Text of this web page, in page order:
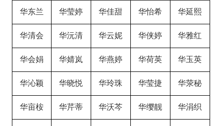
华东兰 华莹婷 华佳甜 华怡希 华延熙
华清会 华沅清 华云妮 华侠婷 华雅红
华会娟 华婧岚 华燕婷 华荷英 华玉英
华沁颖 华晓悦 华玲珠 华莹捷 华荥秘
华亩桉 华芹蒂 华沃芩 华缨靓 华涓织